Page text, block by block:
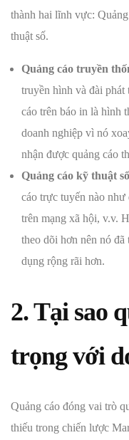
thành hai lĩnh vực:
thuật số.
Quảng cáo truyền
truyền hình và đài phát
cáo trên báo in là hình
doanh nghiệp vì nó
nhận được quảng cáo
Quảng cáo kỹ thuật số
cáo trực tuyến nào như
trên mạng xã hội, v.v.
theo dõi hơn nên nó
dụng rộng rãi hơn.
2. Tại sao
trọng với
Quảng cáo đóng vai trò
thiếu trong chiến lược